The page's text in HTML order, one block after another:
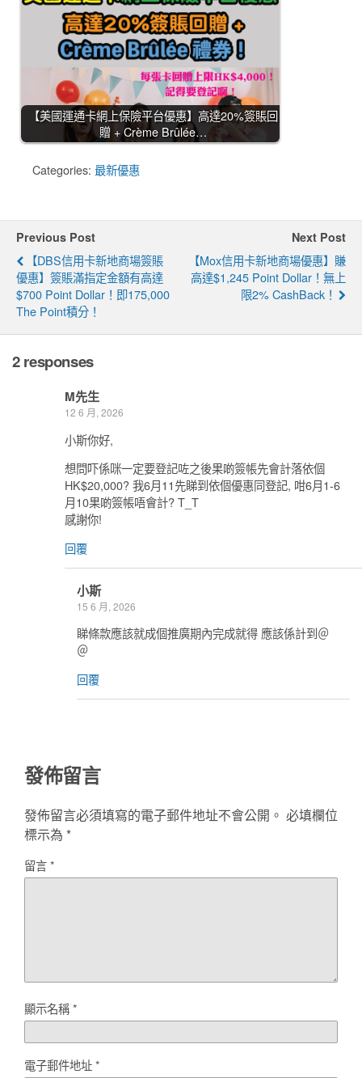
【美國運通卡網上保險平台優惠】高達20%簽賬回
贈 + Crème Brûlée…
Categories: 最新優惠
Previous Post
【DBS信用卡新地商場簽賬
優惠】簽賬滿指定金額有高達
$700 Point Dollar！即175,000
The Point積分！
Next Post
【Mox信用卡新地商場優惠】賺
高達$1,245 Point Dollar！無上
限2% CashBack！
2 responses
M先生
12 6 月, 2026
小斯你好,
想問吓係咪一定要登記咗之後果啲簽帳先會計落依個
HK$20,000? 我6月11先睇到依個優惠同登記, 咁6月1-6
月10果啲簽帳唔會計? T_T
感謝你!
回覆
小斯
15 6 月, 2026
睇條款應該就成個推廣期內完成就得 應該係計到＠
＠
回覆
發佈留言
發佈留言必須填寫的電子郵件地址不會公開。 必填欄位
標示為 *
留言*
顯示名稱*
電子郵件地址*